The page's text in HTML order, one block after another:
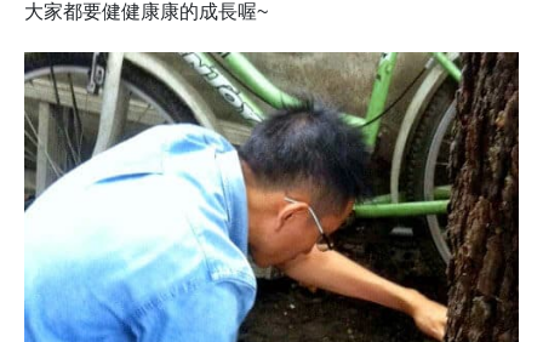
大家都要健健康康的成長喔~